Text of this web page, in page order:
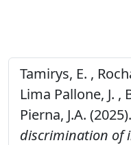
Tamirys, E. ,
Lima Pallone, J. ,
Pierna, J.A.
discrimination of